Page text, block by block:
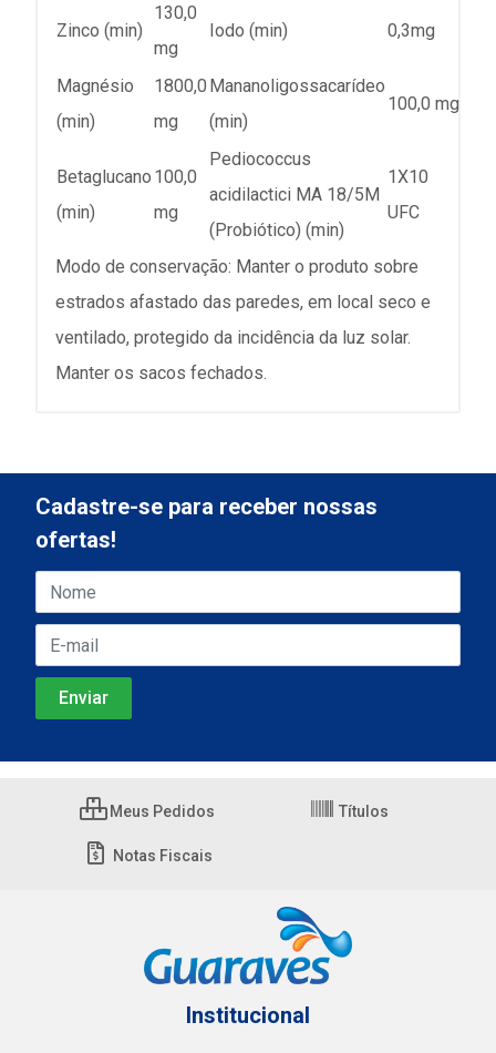
Zinco (min)
130,0
mg
Iodo (min) 0,3mg
Magnésio
(min)
1800,0
mg
Mananoligossacarídeo
(min)
100,0 mg
Betaglucano
(min)
100,0
mg
Pediococcus
acidilactici MA 18/5M
(Probiótico) (min)
1X10
UFC
Modo de conservação: Manter o produto sobre
estrados afastado das paredes, em local seco e
ventilado, protegido da incidência da luz solar.
Manter os sacos fechados.
Cadastre-se para receber nossas
ofertas!
Meus Pedidos Títulos
Notas Fiscais
Institucional